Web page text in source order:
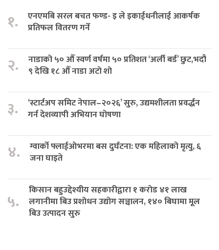
१.
एनएमबि सरल बचत फण्ड- इ ले इकाईधनीलाई आकर्षक
प्रतिफल वितरण गर्ने
२.
नाडाको ५० औँ स्वर्ण वर्षमा ५० प्रतिशत ‘अर्ली बर्ड’ छुट,भदौ
९ देखि १८ औँ नाडा अटो शो
३.
‘स्टार्टअप समिट नेपाल–२०२६’ सुरु, उद्यमशीलता प्रवर्द्धन
गर्न देशव्यापी अभियान घोषणा
४.
ग्वार्को फ्लाईओभरमा बस दुर्घटना: एक महिलाको मृत्यु, ६
जना घाइते
५.
किसान बहुउद्देश्यीय सहकारीद्वारा १ करोड ४१ लाख
लगानीमा बिउ प्रशोधन उद्योग सञ्चालन, १४० बिघामा मूल
बिउ उत्पादन सुरु